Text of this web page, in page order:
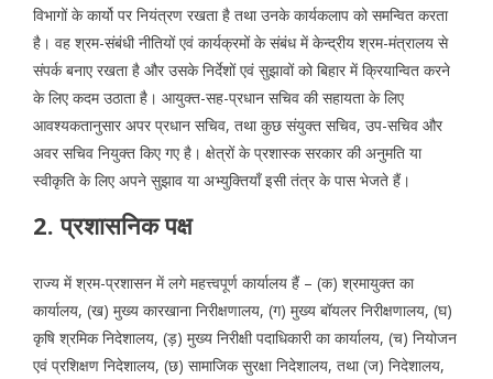
विभागों के कार्यो पर नियंत्रण रखता है तथा उनके कार्यकलाप को समन्वित करता
है। वह श्रम-संबंधी नीतियों एवं कार्यक्रमों के संबंध में केन्द्रीय श्रम-मंत्रालय से
संपर्क बनाए रखता है और उसके निर्देशों एवं सुझावों को बिहार में क्रियान्वित करने
के लिए कदम उठाता है। आयुक्त-सह-प्रधान सचिव की सहायता के लिए
आवश्यकतानुसार अपर प्रधान सचिव, तथा कुछ संयुक्त सचिव, उप-सचिव और
अवर सचिव नियुक्त किए गए है। क्षेत्रों के प्रशास्क सरकार की अनुमति या
स्वीकृति के लिए अपने सुझाव या अभ्युक्तियाँ इसी तंत्र के पास भेजते हैं।
2. प्रशासनिक पक्ष
राज्य में श्रम-प्रशासन में लगे महत्त्वपूर्ण कार्यालय हैं – (क) श्रमायुक्त का
कार्यालय, (ख) मुख्य कारखाना निरीक्षणालय, (ग) मुख्य बॉयलर निरीक्षणालय, (घ)
कृषि श्रमिक निदेशालय, (ड़) मुख्य निरीक्षी पदाधिकारी का कार्यालय, (च) नियोजन
एवं प्रशिक्षण निदेशालय, (छ) सामाजिक सुरक्षा निदेशालय, तथा (ज) निदेशालय,